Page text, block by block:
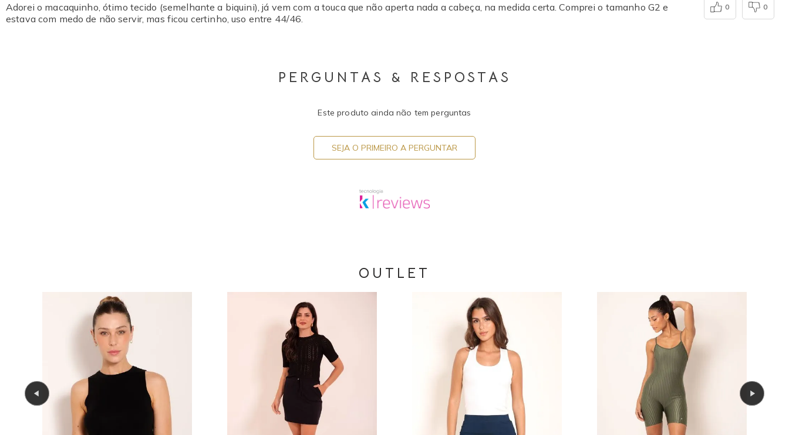
Adorei o macaquinho, ótimo tecido (semelhante a biquini), já vem com a touca que não aperta nada a cabeça, na medida certa. Comprei o tamanho G2 e
estava com medo de não servir, mas ficou certinho, uso entre 44/46.
0 0
PERGUNTAS & RESPOSTAS
Este produto ainda não tem perguntas
SEJA O PRIMEIRO A PERGUNTAR
OUTLET